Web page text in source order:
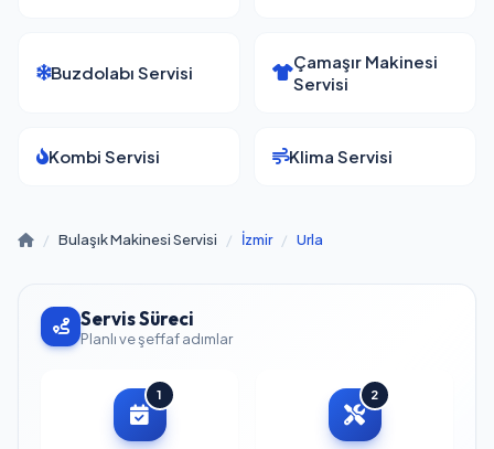
Buzdolabı Servisi
Çamaşır Makinesi
Servisi
Kombi Servisi Klima Servisi
/ Bulaşık Makinesi Servisi / İzmir / Urla
Servis Süreci
Planlı ve şeffaf adımlar
1 2